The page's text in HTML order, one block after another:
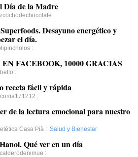
Día de la Madre
:
Desayuno energético y
el día.
:
FACEBOOK, 10000 GRACIAS
:
receta fácil y rápida
:
de la lectura emocional para nuestro
Casa Pià : Salud y Bienestar
Qué ver en un día
: